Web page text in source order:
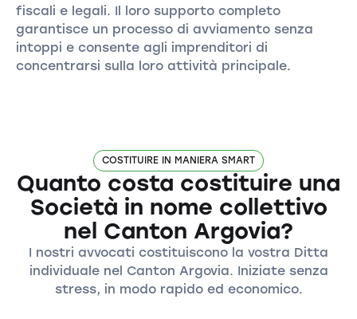
fiscali e legali. Il loro supporto completo
garantisce un processo di avviamento senza
intoppi e consente agli imprenditori di
concentrarsi sulla loro attività principale.
COSTITUIRE IN MANIERA SMART
Quanto costa costituire una
Società in nome collettivo
nel Canton Argovia?
I nostri avvocati costituiscono la vostra Ditta
individuale nel Canton Argovia. Iniziate senza
stress, in modo rapido ed economico.